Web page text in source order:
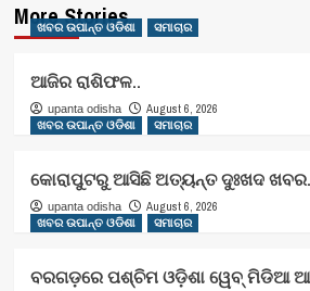
More Stories
ଖବର ଉପାନ୍ତ ଓଡିଶା ସମାଚାର
ଆଜିର ରାଶିଫଳ..
upanta odisha
August 6, 2026
ଖବର ଉପାନ୍ତ ଓଡିଶା
ସମାଚାର
କୋରାପୁଟରୁ ଆସିଛି ଅତ୍ୟନ୍ତ ଦୁଃଖଦ
upanta odisha
August 6, 2026
ଖବର ଉପାନ୍ତ ଓଡିଶା
ସମାଚାର
ବରଗଡ଼ରେ ପଶ୍ଚିମ ଓଡ଼ିଶା ୱେବ୍ ମିଡିଆ